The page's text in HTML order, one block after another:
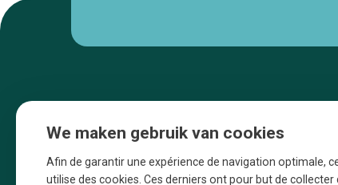
We maken gebruik van cookies
Afin de garantir une expérience de navigation optimale,
utilise des cookies. Ces derniers ont pour but de